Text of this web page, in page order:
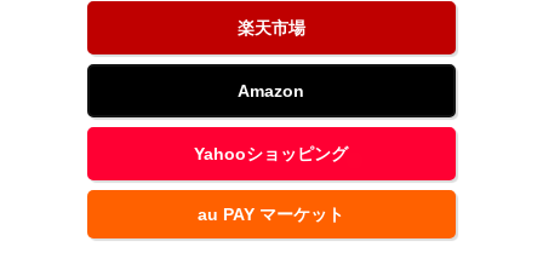
楽天市場
Amazon
Yahooショッピング
au PAY マーケット